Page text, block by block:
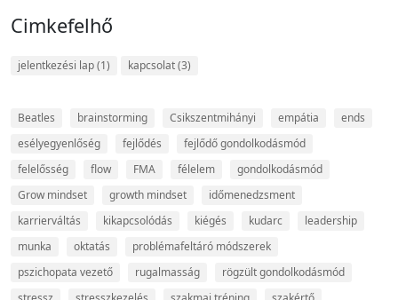
Cimkefelhő
jelentkezési lap(1) kapcsolat(3)
Beatles brainstorming Csikszentmihányi empátia
ends
esélyegyenlőség
fejlődés
fejlődő gondolkodásmód
felelősség
flow FMA félelem
gondolkodásmód
Grow mindset
growth mindset
időmenedzsment
karrierváltás
kikapcsolódás kiégés kudarc
leadership
munka
oktatás
problémafeltáró módszerek
pszichopata vezető
rugalmasság
rögzült gondolkodásmód